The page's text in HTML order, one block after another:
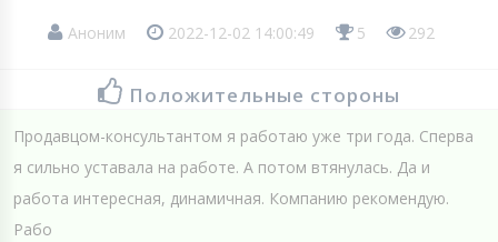
Аноним 2022-12-02 14:00:49 5 292
Положительные стороны
Продавцом-консультантом я работаю уже три года. Сперва
я сильно уставала на работе. А потом втянулась. Да и
работа интересная, динамичная. Компанию рекомендую.
Рабо